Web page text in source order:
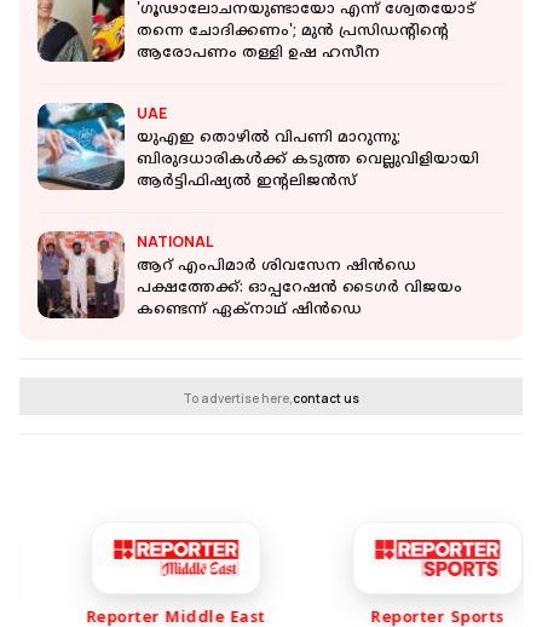
'ഗൂഢാലോചനയുണ്ടായോ എന്ന് ശ്വേതയോട്
തന്നെ ചോദിക്കണം'; മുൻ പ്രസിഡന്റിന്റെ
ആരോപണം തള്ളി ഉഷ ഹസീന
UAE
യുഎഇ തൊഴിൽ വിപണി മാറുന്നു;
ബിരുദധാരികൾക്ക് കടുത്ത വെല്ലുവിളിയായി
ആർട്ടിഫിഷ്യൽ ഇന്റലിജൻസ്
NATIONAL
ആറ് എംപിമാര്‍ ശിവസേന ഷിന്‍ഡെ
പക്ഷത്തേക്ക്: ഓപ്പറേഷന്‍ ടൈഗര്‍ വിജയം
കണ്ടെന്ന് ഏക്നാഥ് ഷിന്‍ഡെ
To advertise here,contact us
Reporter Middle East Reporter Sports